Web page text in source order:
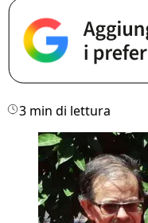
3 min di lettura